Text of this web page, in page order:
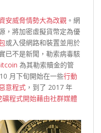
安威脅情勢大為改觀 。網
，將加密虛擬貨幣定為優
或入侵網路和裝置並用於
已不是新聞，勒索病毒駭
為其勒索贖金的管
月下旬開始在一些行動
意程式 ，到了 2017 年
程式開始藉由社群媒體